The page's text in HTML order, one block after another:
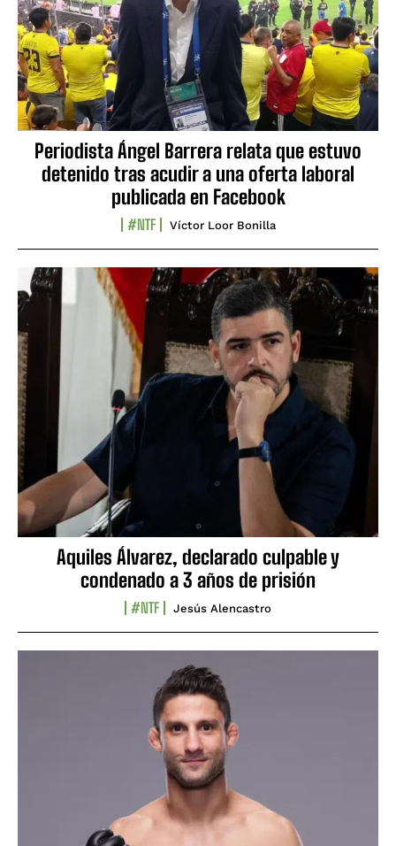
Periodista Ángel Barrera relata que estuvo
detenido tras acudir a una oferta laboral
publicada en Facebook
#NTF Víctor Loor Bonilla
Aquiles Álvarez, declarado culpable y
condenado a 3 años de prisión
#NTF Jesús Alencastro